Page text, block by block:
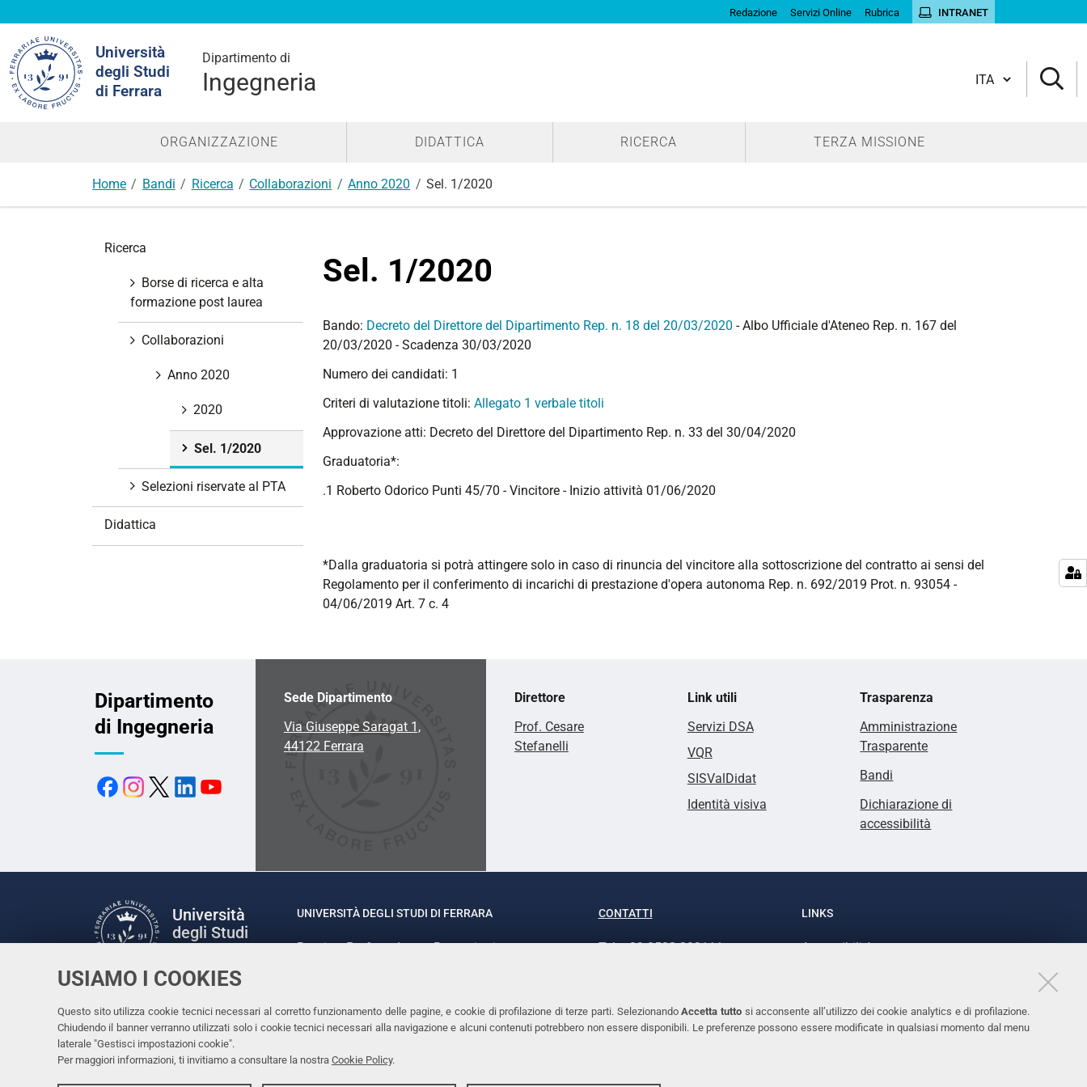
USIAMO I COOKIES
Questo sito utilizza cookie tecnici necessari al corretto funzionamento delle pagine, e cookie di profilazione di terze parti. SelezionandoAccetta tutto si acconsente all’utilizzo dei cookie analytics e di profilazione.
Chiudendo il banner verranno utilizzati solo i cookie tecnici necessari alla navigazione e alcuni contenuti potrebbero non essere disponibili. Le preferenze possono essere modificate in qualsiasi momento dal menu
laterale "Gestisci impostazioni cookie".
Per maggiori informazioni, ti invitiamo a consultare la nostra Cookie Policy.
Redazione Servizi Online Rubrica INTRANET
Università
degli Studi
di Ferrara
Dipartimento di
Ingegneria
nel
sito
Cambia lingua
ORGANIZZAZIONE DIDATTICA RICERCA TERZA MISSIONE
Home Bandi Ricerca Collaborazioni Anno 2020 Sel. 1/2020
Sel. 1/2020
Bando: Decreto del Direttore del Dipartimento Rep. n. 18 del 20/03/2020 - Albo Ufficiale d'Ateneo Rep. n. 167 del
20/03/2020 - Scadenza 30/03/2020
Numero dei candidati: 1
Criteri di valutazione titoli: Allegato 1 verbale titoli
Approvazione atti: Decreto del Direttore del Dipartimento Rep. n. 33 del 30/04/2020
Graduatoria*:
.1 Roberto Odorico Punti 45/70 - Vincitore - Inizio attività 01/06/2020
*Dalla graduatoria si potrà attingere solo in caso di rinuncia del vincitore alla sottoscrizione del contratto ai sensi del
Regolamento per il conferimento di incarichi di prestazione d'opera autonoma Rep. n. 692/2019 Prot. n. 93054 -
04/06/2019 Art. 7 c. 4
Ricerca
Borse di ricerca e alta
formazione post laurea
Collaborazioni
Anno 2020
2020
Sel. 1/2020
Selezioni riservate al PTA
Didattica
Dipartimento
di Ingegneria
Sede Dipartimento
Via Giuseppe Saragat 1,
44122 Ferrara
Direttore
Prof. Cesare
Stefanelli
Link utili
Servizi DSA
VQR
SISValDidat
Identità visiva
Trasparenza
Amministrazione
Trasparente
Bandi
Dichiarazione di
accessibilità
Università
degli Studi
Facebook
LinkedinInstagram
Youtube
UNIVERSITÀ DEGLI STUDI DI FERRARA
Rettrice: Prof.ssa Laura Ramaciotti
CONTATTI
Tel. +39 0532 293111
LINKS
Accessibilità
Cookies